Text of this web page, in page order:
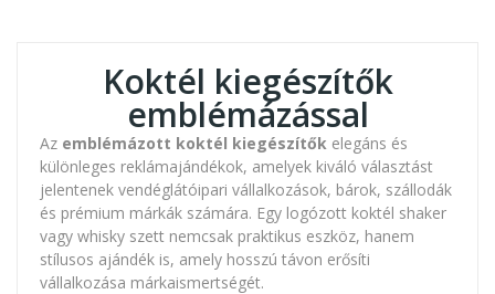
Koktél kiegészítők
emblémázással
Az emblémázott koktél kiegészítők elegáns és
különleges reklámajándékok, amelyek kiváló választást
jelentenek vendéglátóipari vállalkozások, bárok, szállodák
és prémium márkák számára. Egy logózott koktél shaker
vagy whisky szett nemcsak praktikus eszköz, hanem
stílusos ajándék is, amely hosszú távon erősíti
vállalkozása márkaismertségét.